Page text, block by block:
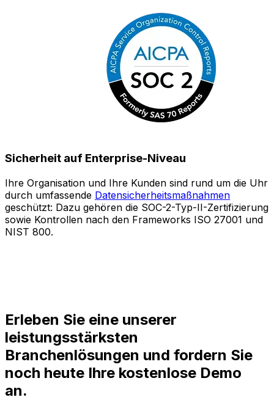
Sicherheit auf Enterprise-Niveau
Ihre Organisation und Ihre Kunden sind rund um die Uhr
durch umfassende Datensicherheitsmaßnahmen
geschützt: Dazu gehören die SOC-2-Typ-II-Zertifizierung
sowie Kontrollen nach den Frameworks ISO 27001 und
NIST 800.
Erleben Sie eine unserer
leistungsstärksten
Branchenlösungen und fordern Sie
noch heute Ihre kostenlose Demo
an.